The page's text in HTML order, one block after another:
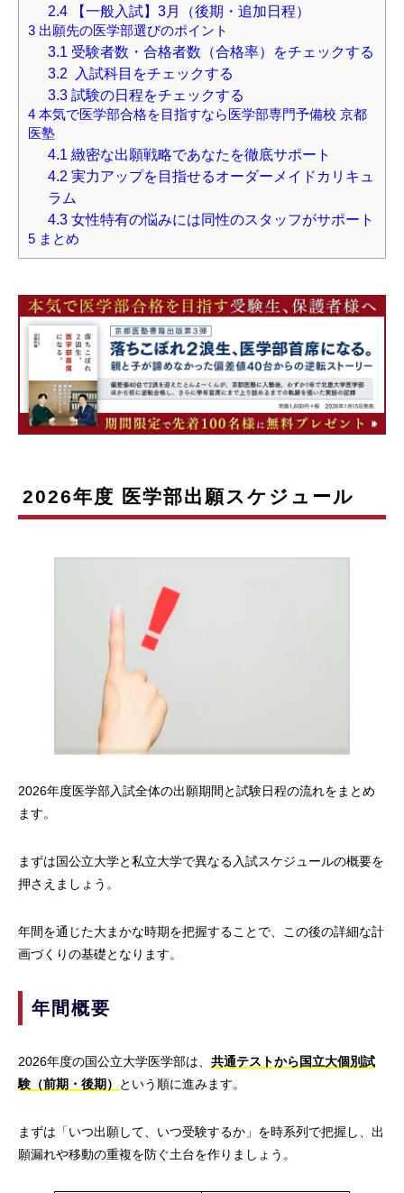
2.4【一般入試】3月（後期・追加日程）
3 出願先の医学部選びのポイント
3.1 受験者数・合格者数（合格率）をチェックする
3.2 入試科目をチェックする
3.3試験の日程をチェックする
4 本気で医学部合格を目指すなら医学部専門予備校 京都
医塾
4.1 緻密な出願戦略であなたを徹底サポート
4.2 実力アップを目指せるオーダーメイドカリキュ
ラム
4.3女性特有の悩みには同性のスタッフがサポート
5 まとめ
2026年度 医学部出願スケジュール
2026年度医学部入試全体の出願期間と試験日程の流れをまとめ
ます。
まずは国公立大学と私立大学で異なる入試スケジュールの概要を
押さえましょう。
年間を通じた大まかな時期を把握することで、この後の詳細な計
画づくりの基礎となります。
年間概要
2026年度の国公立大学医学部は、 共通テストから国立大個別試
験（前期・後期）
という順に進みます。
まずは「いつ出願して、いつ受験するか」を時系列で把握し、出
願漏れや移動の重複を防ぐ土台を作りましょう。